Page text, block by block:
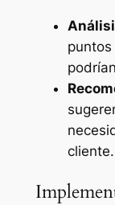
cliente.